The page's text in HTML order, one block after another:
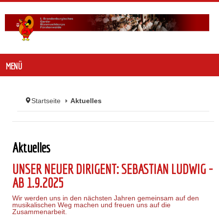
MENÜ
Startseite Aktuelles
Aktuelles
UNSER NEUER DIRIGENT: SEBASTIAN LUDWIG -
AB 1.9.2025
Wir werden uns in den nächsten Jahren gemeinsam auf den
musikalischen Weg machen und freuen uns auf die
Zusammenarbeit.